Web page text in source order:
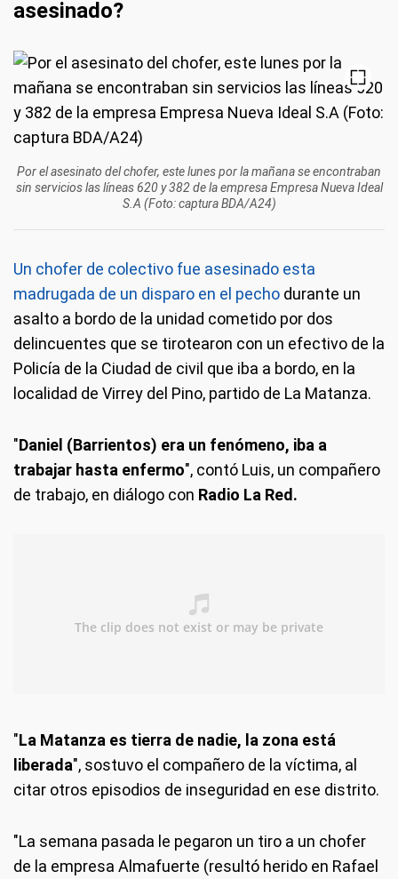
asesinado?
Por el asesinato del chofer, este lunes por la mañana se encontraban
sin servicios las líneas 620 y 382 de la empresa Empresa Nueva Ideal
S.A (Foto: captura BDA/A24)
Un chofer de colectivo fue asesinado esta
madrugada de un disparo en el pecho durante un
asalto a bordo de la unidad cometido por dos
delincuentes que se tirotearon con un efectivo de la
Policía de la Ciudad de civil que iba a bordo, en la
localidad de Virrey del Pino, partido de La Matanza.
"Daniel (Barrientos) era un fenómeno, iba a
trabajar hasta enfermo", contó Luis, un compañero
de trabajo, en diálogo con Radio La Red.
"La Matanza es tierra de nadie, la zona está
liberada", sostuvo el compañero de la víctima, al
citar otros episodios de inseguridad en ese distrito.
"La semana pasada le pegaron un tiro a un chofer
de la empresa Almafuerte (resultó herido en Rafael